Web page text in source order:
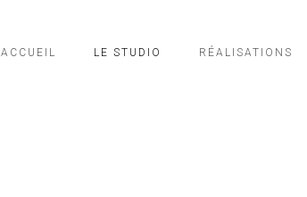
ACCUEIL LE STUDIO RÉALISATIONS